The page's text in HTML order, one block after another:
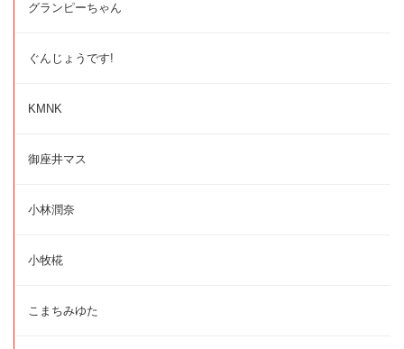
グランピーちゃん
ぐんじょうです!
KMNK
御座井マス
小林潤奈
小牧椛
こまちみゆた